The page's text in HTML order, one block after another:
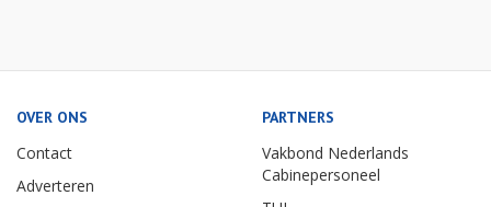
OVER ONS
Contact
Adverteren
PARTNERS
Vakbond Nederlands
Cabinepersoneel